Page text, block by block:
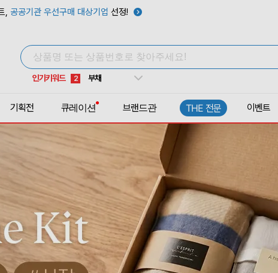
, 공공기관 우선구매 대상기업 선정!
인기키워드
1 선풍기
2 부채
4 보온보냉백
우산
7
쿨토시
9 넥쿨러
10 타포린가방
1 선풍기
기획전 큐레이션 브랜드관 THE 전문 이벤트